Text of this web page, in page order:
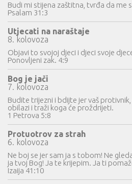
Budi mi stijena zaštitna, tvrđa da me
Psalam 31:3
Utjecati na naraštaje
8. kolovoza
Objavi to svojoj djeci i djeci svoje
Ponovljeni zak. 4:9
Bog je jači
7. kolovoza
Budite trijezni i bdijte jer vaš
obilazi i traži koga će proždrijeti.
1 Petrova 5:8
Protuotrov za strah
6. kolovoza
Ne boj se jer sam ja s tobom! Ne
ja tvoj Bog! Ja te krijepim. Ja ti
Izaija 41:10